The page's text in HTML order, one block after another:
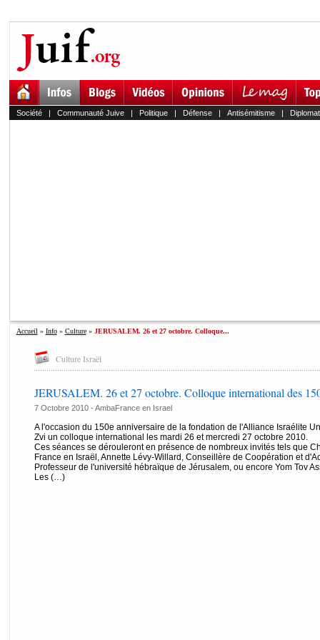
Société| Communauté Juive| Politique| Défense| Antisémitisme|
Accueil » Info» Culture» JERUSALEM. 26 et 27 octobre. Colloque...
Culture Israël
JERUSALEM. 26 et 27 octobre. Colloque international des
7 Octobre 2010 - AmbaFrance en Israel
A l'occasion du 150e anniversaire de la fondation de l'Alliance Israélite
Zvi un colloque international les mardi 26 et mercredi 27 octobre 2010.
Ces séances se dérouleront en présence de nombreux invités tels que
France en Israël, Annette Lévy-Willard, Conseillère de Coopération et
Professeur de l'université hébraïque de Jérusalem, ou encore Yom Tov
Les (…)